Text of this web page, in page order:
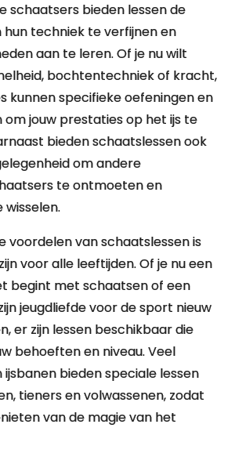
schaatsers bieden lessen de
hun techniek te verfijnen en
aan te leren. Of je nu wilt
bochtentechniek of kracht,
kunnen specifieke oefeningen en
jouw prestaties op het ijs te
bieden schaatslessen ook
om andere
te ontmoeten en
voordelen van schaatslessen is
voor alle leeftijden. Of je nu een
begint met schaatsen of een
jeugdliefde voor de sport nieuw
er zijn lessen beschikbaar die
behoeften en niveau. Veel
bieden speciale lessen
tieners en volwassenen, zodat
van de magie van het